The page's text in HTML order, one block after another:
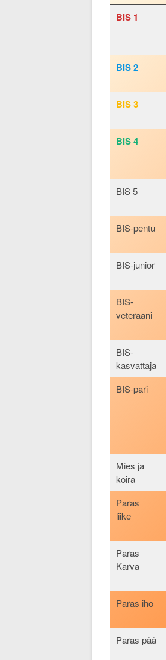
BIS 1
BIS 2
BIS 3
BIS 4
BIS 5
BIS-pentu
BIS-junior
BIS-
veteraani
BIS-
kasvattaja
BIS-pari
Mies ja
koira
Paras
liike
Paras
Karva
Paras iho
Paras pää